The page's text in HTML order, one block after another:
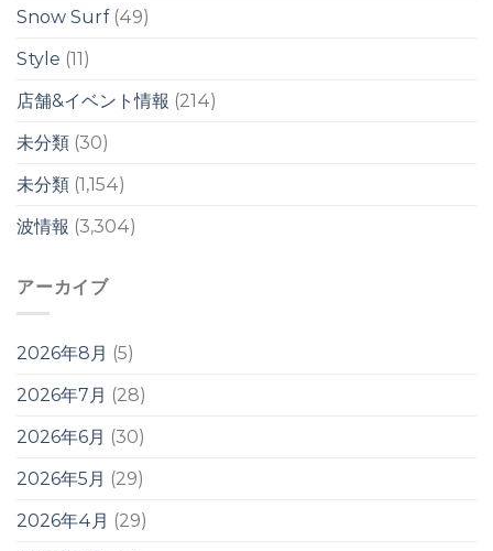
は
明
け
ら？！
Snow Surf(49)
Style (11)
店舗&イベント情報 (214)
未分類 (30)
未分類 (1,154)
波情報 (3,304)
アーカイブ
2026年8月 (5)
2026年7月 (28)
2026年6月 (30)
2026年5月 (29)
2026年4月 (29)